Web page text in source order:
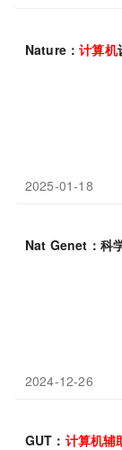
Nature：计算机
2025-01-18
Nat Genet：科
2024-12-26
GUT： 计算机辅